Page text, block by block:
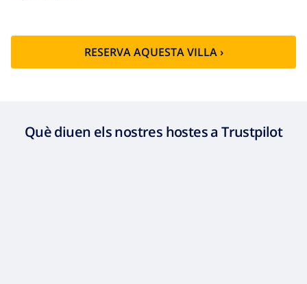
RESERVA AQUESTA VILLA ›
Què diuen els nostres hostes a Trustpilot